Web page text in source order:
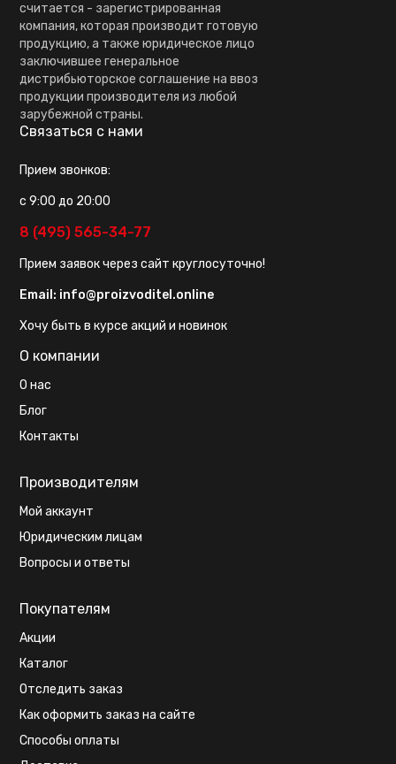
считается - зарегистрированная
компания, которая производит готовую
продукцию, а также юридическое лицо
заключившее генеральное
дистрибьюторское соглашение на ввоз
продукции производителя из любой
зарубежной страны.
Связаться с нами
Прием звонков:
с 9:00 до 20:00
8 (495) 565-34-77
Прием заявок через сайт круглосуточно!
Email: info@proizvoditel.online
Хочу быть в курсе акций и новинок
О компании
О нас
Блог
Контакты
Производителям
Мой аккаунт
Юридическим лицам
Вопросы и ответы
Покупателям
Акции
Каталог
Отследить заказ
Как оформить заказ на сайте
Способы оплаты